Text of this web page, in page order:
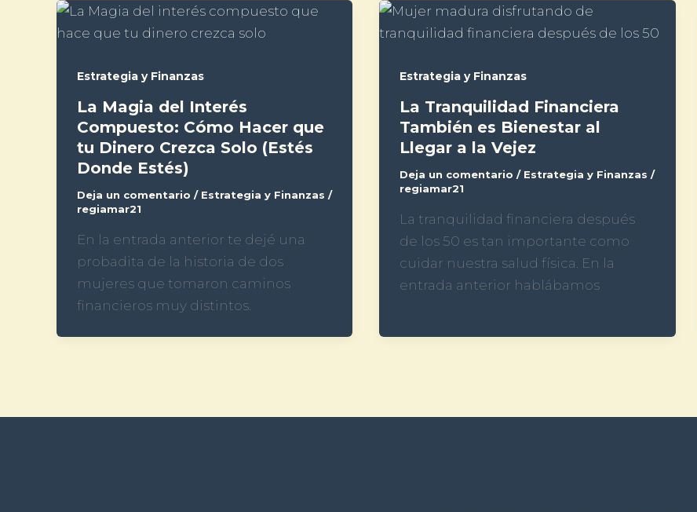
Estrategia y Finanzas
La Magia del Interés
Compuesto: Cómo Hacer que
tu Dinero Crezca Solo (Estés
Donde Estés)
Deja un comentario / Estrategia y Finanzas /
regiamar21
En la entrada anterior te dejé una
probadita de la historia de dos
mujeres que tomaron caminos
financieros muy distintos.
Estrategia y Finanzas
La Tranquilidad Financiera
También es Bienestar al
Llegar a la Vejez
Deja un comentario / Estrategia y Finanzas /
regiamar21
La tranquilidad financiera después
de los 50 es tan importante como
cuidar nuestra salud física. En la
entrada anterior hablábamos